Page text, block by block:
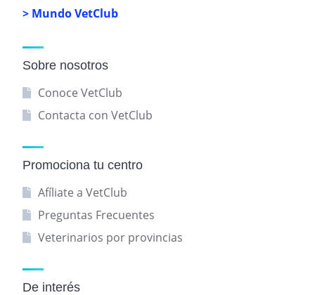
> Mundo VetClub
Sobre nosotros
Conoce VetClub
Contacta con VetClub
Promociona tu centro
Afíliate a VetClub
Preguntas Frecuentes
Veterinarios por provincias
De interés